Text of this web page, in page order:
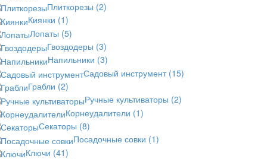
Плиткорезы (2)
Киянки (1)
Лопаты (5)
Гвоздодеры (3)
Напильники (3)
Садовый инструмент (15)
Грабли (2)
Ручные культиваторы (2)
Корнеудалители (1)
Секаторы (8)
Посадочные совки (1)
Ключи (41)